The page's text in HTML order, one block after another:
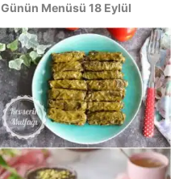
Günün Menüsü 18 Eylül